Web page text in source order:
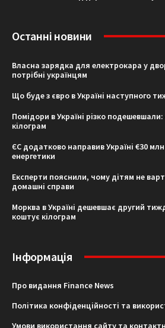
Останні новини
Власна зарядка для електрокара у
потрібні українцям
Що буде з євро в Україні наступного
Помідори в Україні різко подешевшали:
кілограм
ЄС додатково направив Україні €30
енергетики
Експерти пояснили, чому дітям не
домашні справи
Морква в Україні дешевшає другий
коштує кілограм
Інформація
Про видання Finance News
Політика конфіденційності та